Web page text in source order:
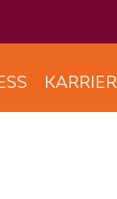
KARRIER